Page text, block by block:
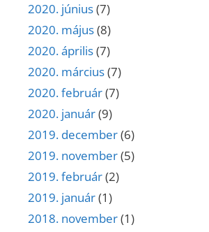
2020. június(7)
2020. május(8)
2020. április(7)
2020. március(7)
2020. február(7)
2020. január(9)
2019. december(6)
2019. november(5)
2019. február(2)
2019. január(1)
2018. november(1)